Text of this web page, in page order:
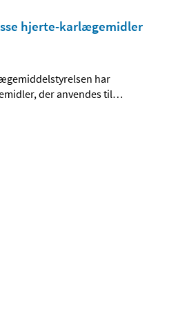
hjerte-karlægemidler
har
der anvendes til…